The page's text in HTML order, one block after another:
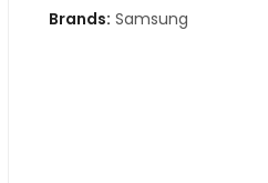
Brands: Samsung